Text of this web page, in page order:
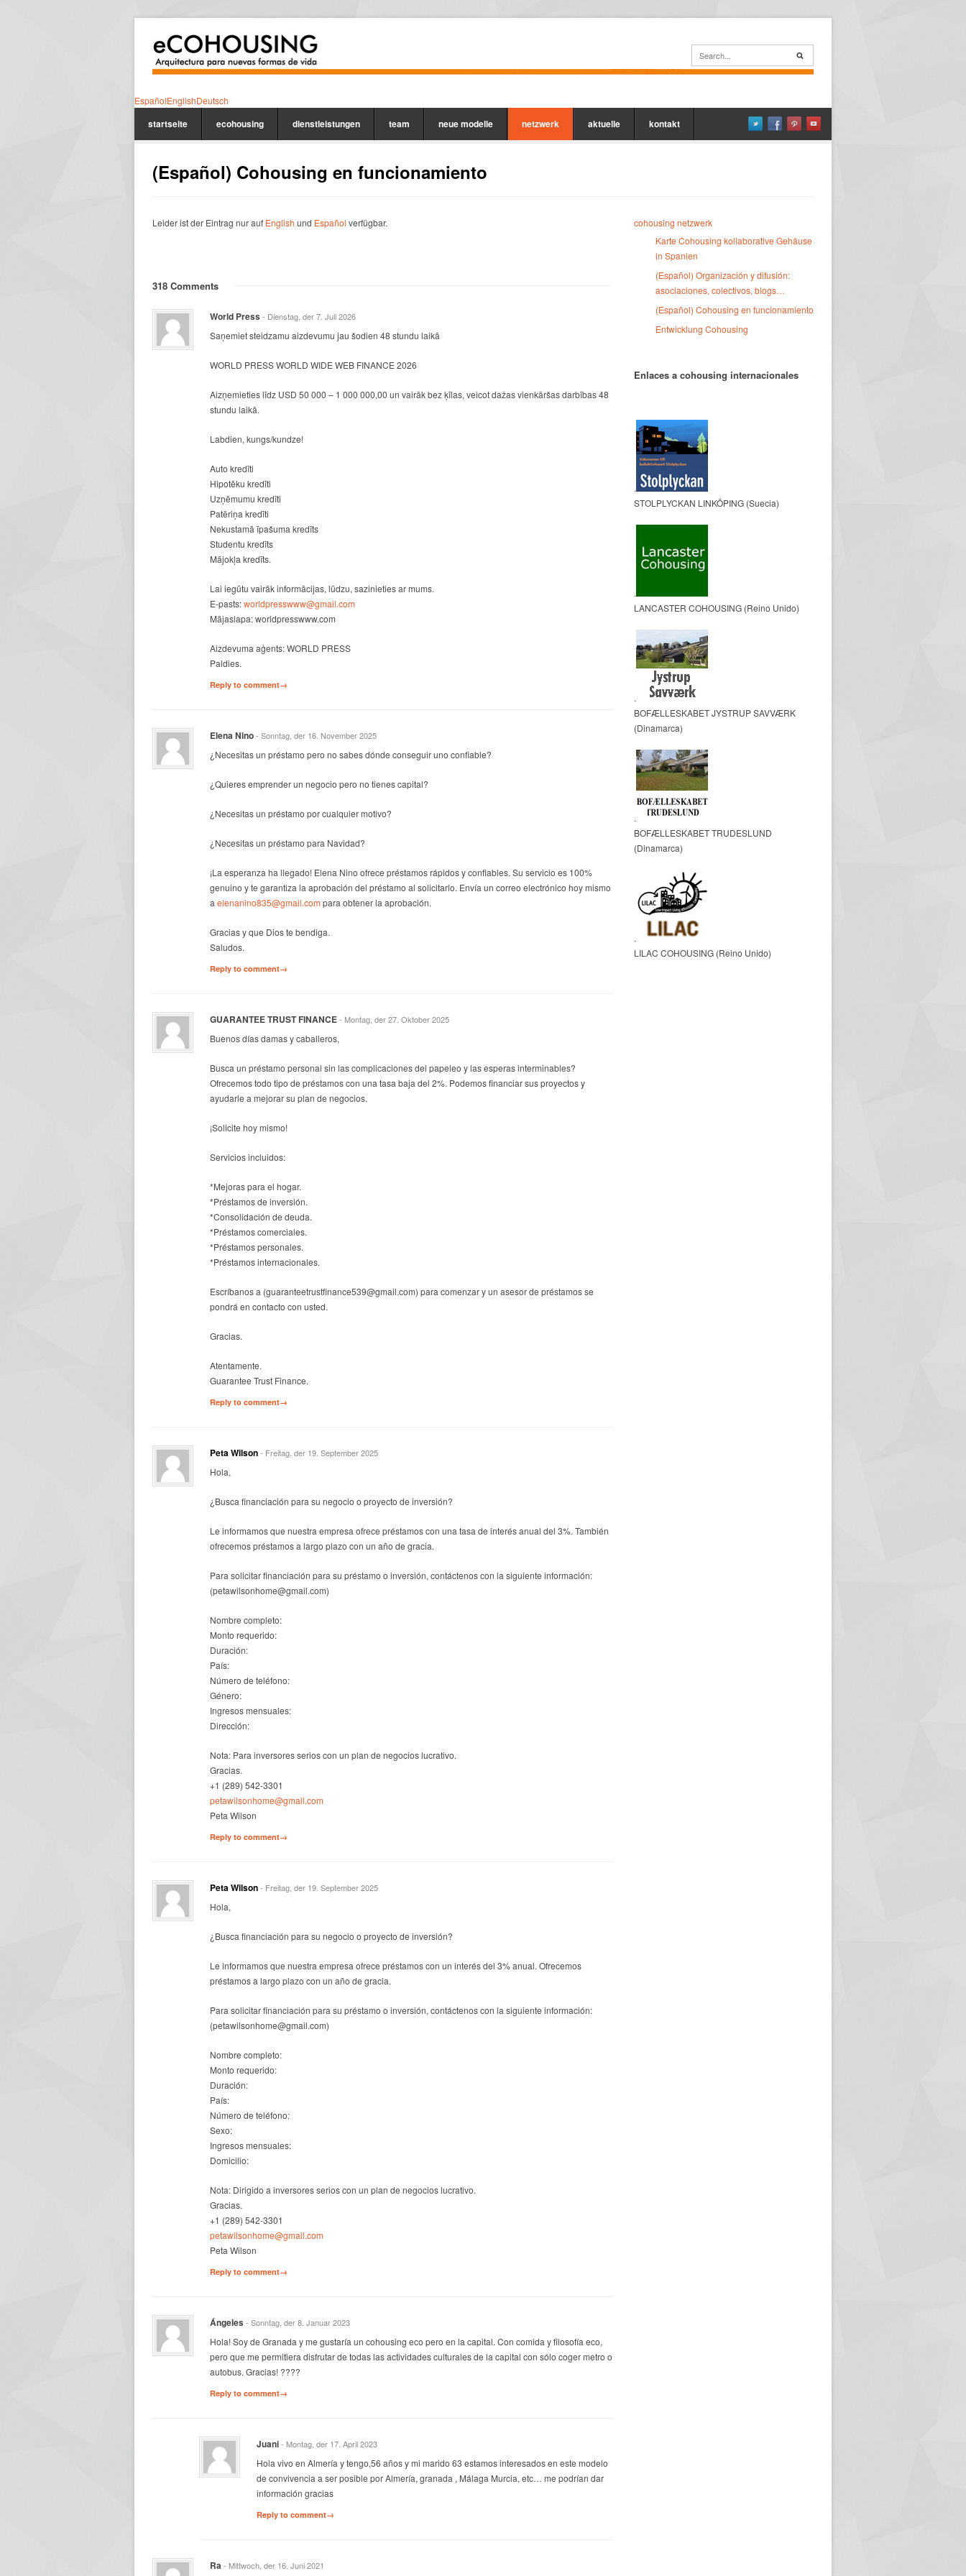
EspañolEnglishDeutsch
startseite ecohousing dienstleistungen team neue modelle netzwerk aktuelle kontakt
(Español) Cohousing en funcionamiento
Leider ist der Eintrag nur auf English und Español verfügbar.
318 Comments
World Press - Dienstag, der 7. Juli 2026
Saņemiet steidzamu aizdevumu jau šodien 48 stundu laikā
WORLD PRESS WORLD WIDE WEB FINANCE 2026
Aizņemieties līdz USD 50 000 – 1 000 000,00 un vairāk bez ķīlas, veicot dažas vienkāršas darbības 48
stundu laikā.
Labdien, kungs/kundze!
Auto kredīti
Hipotēku kredīti
Uzņēmumu kredīti
Patēriņa kredīti
Nekustamā īpašuma kredīts
Studentu kredīts
Mājokļa kredīts.
Lai iegūtu vairāk informācijas, lūdzu, sazinieties ar mums.
E-pasts:worldpresswww@gmail.com
Mājaslapa: worldpresswww.com
Aizdevuma aģents: WORLD PRESS
Paldies.
Reply to comment→
Elena Nino- Sonntag, der 16. November 2025
¿Necesitas un préstamo pero no sabes dónde conseguir uno confiable?
¿Quieres emprender un negocio pero no tienes capital?
¿Necesitas un préstamo por cualquier motivo?
¿Necesitas un préstamo para Navidad?
¡La esperanza ha llegado! Elena Nino ofrece préstamos rápidos y confiables. Su servicio es 100%
genuino y te garantiza la aprobación del préstamo al solicitarlo. Envía un correo electrónico hoy mismo
a elenanino835@gmail.compara obtener la aprobación.
Gracias y que Dios te bendiga.
Saludos.
Reply to comment→
GUARANTEE TRUST FINANCE- Montag, der 27. Oktober 2025
Buenos días damas y caballeros,
Busca un préstamo personal sin las complicaciones del papeleo y las esperas interminables?
Ofrecemos todo tipo de préstamos con una tasa baja del 2%. Podemos financiar sus proyectos y
ayudarle a mejorar su plan de negocios.
¡Solicite hoy mismo!
Servicios incluidos:
*Mejoras para el hogar.
*Préstamos de inversión.
*Consolidación de deuda.
*Préstamos comerciales.
*Préstamos personales.
*Préstamos internacionales.
Escríbanos a (guaranteetrustfinance539@gmail.com) para comenzar y un asesor de préstamos se
pondrá en contacto con usted.
Gracias.
Atentamente.
Guarantee Trust Finance.
Reply to comment→
Peta Wilson- Freitag, der 19. September 2025
Hola,
¿Busca financiación para su negocio o proyecto de inversión?
Le informamos que nuestra empresa ofrece préstamos con una tasa de interés anual del 3%. También
ofrecemos préstamos a largo plazo con un año de gracia.
Para solicitar financiación para su préstamo o inversión, contáctenos con la siguiente información:
(petawilsonhome@gmail.com)
Nombre completo:
Monto requerido:
Duración:
País:
Número de teléfono:
Género:
Ingresos mensuales:
Dirección:
Nota: Para inversores serios con un plan de negocios lucrativo.
Gracias.
+1 (289) 542-3301
petawilsonhome@gmail.com
Peta Wilson
Reply to comment→
Peta Wilson- Freitag, der 19. September 2025
Hola,
¿Busca financiación para su negocio o proyecto de inversión?
Le informamos que nuestra empresa ofrece préstamos con un interés del 3% anual. Ofrecemos
préstamos a largo plazo con un año de gracia.
Para solicitar financiación para su préstamo o inversión, contáctenos con la siguiente información:
(petawilsonhome@gmail.com)
Nombre completo:
Monto requerido:
Duración:
País:
Número de teléfono:
Sexo:
Ingresos mensuales:
Domicilio:
Nota: Dirigido a inversores serios con un plan de negocios lucrativo.
Gracias.
+1 (289) 542-3301
petawilsonhome@gmail.com
Peta Wilson
Reply to comment→
Ángeles - Sonntag, der 8. Januar 2023
Hola! Soy de Granada y me gustaría un cohousing eco pero en la capital. Con comida y filosofía eco,
pero que me permitiera disfrutar de todas las actividades culturales de la capital con sólo coger metro o
autobus. Gracias! ????
Reply to comment→
Juani- Montag, der 17. April 2023
Hola vivo en Almería y tengo,56 años y mi marido 63 estamos interesados en este modelo
de convivencia a ser posible por Almería, granada , Málaga Murcia, etc… me podrían dar
información gracias
Reply to comment→
Ra- Mittwoch, der 16. Juni 2021
cohousing netzwerk
Karte Cohousing kollaborative Gehäuse
in Spanien
(Español) Organización y difusión:
asociaciones, colectivos, blogs…
(Español) Cohousing en funcionamiento
Entwicklung Cohousing
Enlaces a cohousing internacionales
.
STOLPLYCKAN LINKÖPING (Suecia)
.
LANCASTER COHOUSING (Reino Unido)
.
BOFÆLLESKABET JYSTRUP SAVVÆRK
(Dinamarca)
.
BOFÆLLESKABET TRUDESLUND
(Dinamarca)
.
LILAC COHOUSING (Reino Unido)